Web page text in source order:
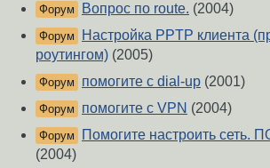
Форум Вопрос по route. (2004)
Форум
Настройка PPTP клиента
роутингом) (2005)
Форум помогите с dial-up (2001)
Форум помогите с VPN (2004)
Форум
Помогите настроить
(2004)